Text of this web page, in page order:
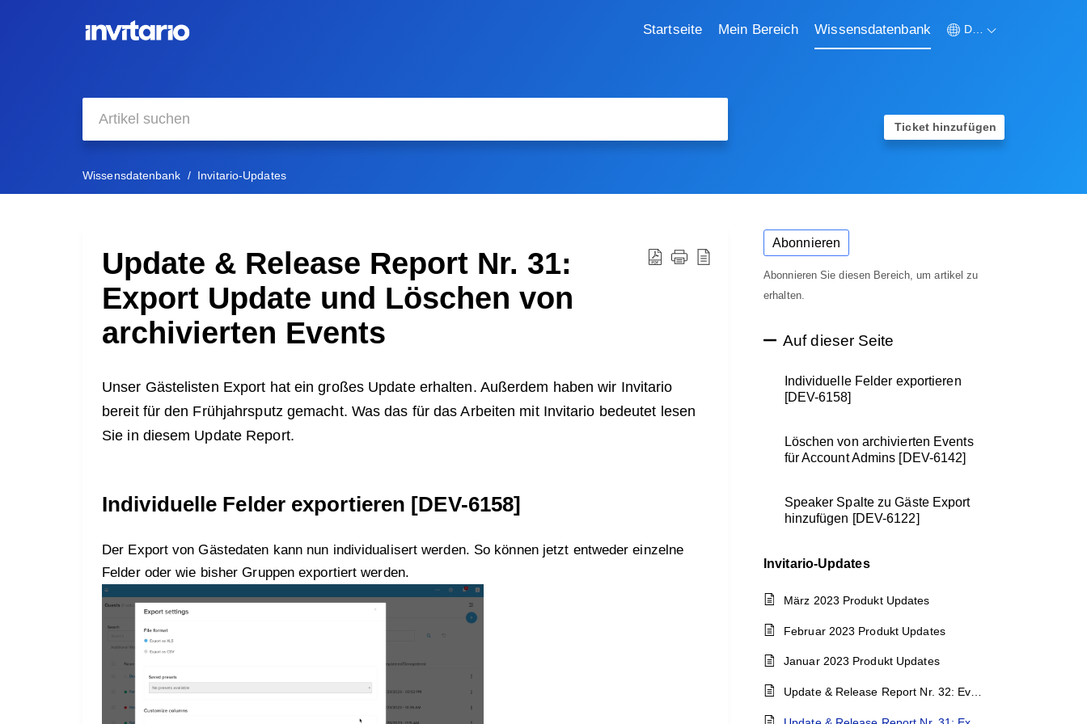
Startseite Mein Bereich Wissensdatenbank Deutsch
Ticket hinzufügen
Wissensdatenbank Invitario-Updates
Update & Release Report Nr. 31:
Export Update und Löschen von
archivierten Events
Unser Gästelisten Export hat ein großes Update erhalten. Außerdem haben wir Invitario
bereit für den Frühjahrsputz gemacht. Was das für das Arbeiten mit Invitario bedeutet lesen
Sie in diesem Update Report.
Individuelle Felder exportieren [DEV-6158]
Der Export von Gästedaten kann nun individualisert werden. So können jetzt entweder einzelne
Felder oder wie bisher Gruppen exportiert werden.
Abonnieren
Abonnieren Sie diesen Bereich, um artikel zu
erhalten.
Auf dieser Seite
Individuelle Felder exportieren
[DEV-6158]
Löschen von archivierten Events
für Account Admins [DEV-6142]
Speaker Spalte zu Gäste Export
hinzufügen [DEV-6122]
Invitario-Updates
März 2023 Produkt Updates
Februar 2023 Produkt Updates
Januar 2023 Produkt Updates
Update & Release Report Nr. 32: Event Kalender